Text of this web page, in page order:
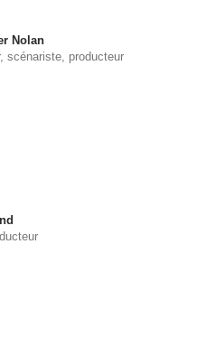
Nolan
scénariste, producteur